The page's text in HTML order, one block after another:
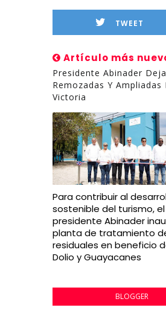
TWEET
Artículo más
Presidente Abinader
Remozadas Y
Victoria
Para contribuir al
sostenible del turismo, el
presidente Abinader
planta de tratamiento
residuales en beneficio
Dolio y Guayacanes
BLOGGER